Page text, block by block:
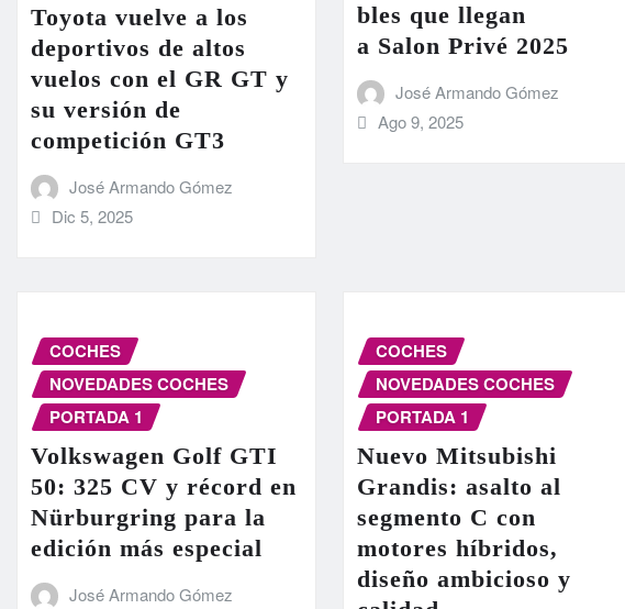
Toyota vuelve a los
deportivos de altos
vuelos con el GR GT y
su versión de
competición GT3
José Armando Gómez
Dic 5, 2025
bles que llegan
a Salon Privé 2025
José Armando Gómez
Ago 9, 2025
COCHES
NOVEDADES COCHES
PORTADA 1
Volkswagen Golf GTI
50: 325 CV y récord en
Nürburgring para la
edición más especial
José Armando Gómez
COCHES
NOVEDADES COCHES
PORTADA 1
Nuevo Mitsubishi
Grandis: asalto al
segmento C con
motores híbridos,
diseño ambicioso y